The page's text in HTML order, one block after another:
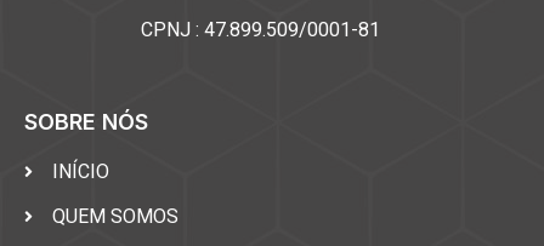
CPNJ : 47.899.509/0001-81
SOBRE NÓS
INÍCIO
QUEM SOMOS